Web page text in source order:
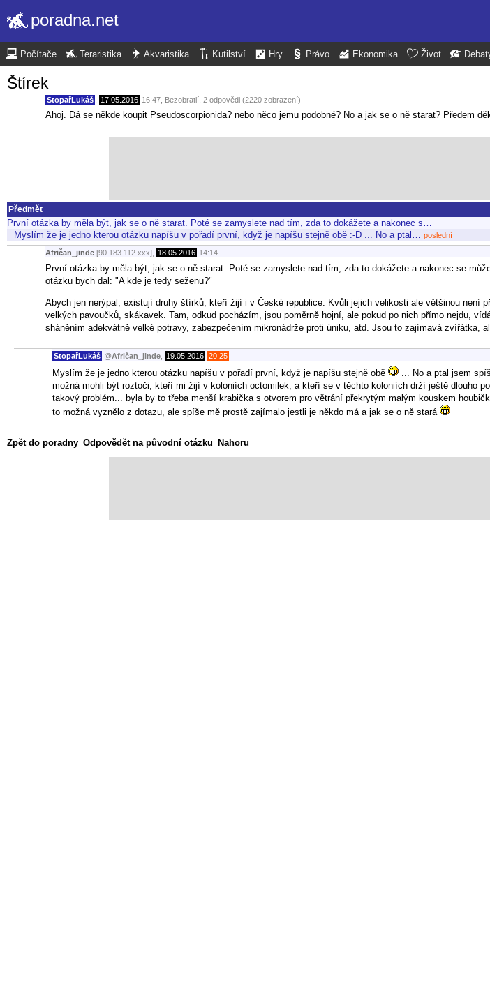
poradna.net
Počítače Teraristika Akvaristika Kutilství Hry Právo Ekonomika Život
Štírek
StopařLukáš 17.05.2016 16:47 Bezobratlí , 2 odpovědi (2220 zobrazení)
Ahoj. Dá se někde koupit Pseudoscorpionida? nebo něco jemu podobné? No a jak se o ně starat? Předem
Předmět
První otázka by měla být, jak se o ně starat. Poté se zamyslete nad tím, zda to dokážete a nakonec s…
Myslím že je jedno kterou otázku napíšu v pořadí první, když je napíšu stejně obě :-D ... No a ptal… poslední
Afričan_jinde [90.183.112.xxx], 18.05.2016 14:14
První otázka by měla být, jak se o ně starat. Poté se zamyslete nad tím, zda to dokážete a nakonec se
otázku bych dal: "A kde je tedy seženu?"
Abych jen nerýpal, existují druhy štírků, kteří žijí i v České republice. Kvůli jejich velikosti ale většinou není
velkých pavoučků, skákavek. Tam, odkud pocházím, jsou poměrně hojní, ale pokud po nich přímo nejdu,
sháněním adekvátně velké potravy, zabezpečením mikronádrže proti úniku, atd. Jsou to zajímavá zvířátka,
StopařLukáš @Afričan_jinde 19.05.2016 20:25
Myslím že je jedno kterou otázku napíšu v pořadí první, když je napíšu stejně obě
... No a ptal jsem
možná mohli být roztoči, kteří mi žijí v koloniích octomilek, a kteří se v těchto koloniích drží ještě dlouho
takový problém... byla by to třeba menší krabička s otvorem pro větrání překrytým malým kouskem
to možná vyznělo z dotazu, ale spíše mě prostě zajímalo jestli je někdo má a jak se o ně stará
Zpět do poradny Odpovědět na původní otázku Nahoru